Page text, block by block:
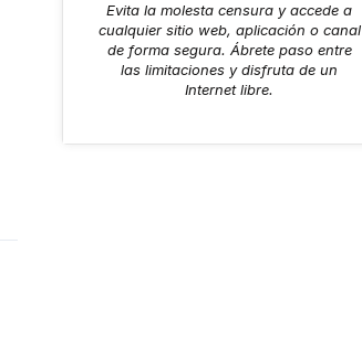
Evita la molesta censura y accede a
cualquier sitio web, aplicación o canal
de forma segura. Ábrete paso entre
las limitaciones y disfruta de un
Internet libre.